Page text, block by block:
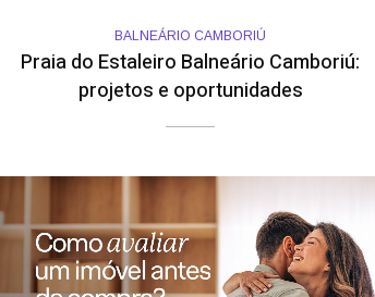
BALNEÁRIO CAMBORIÚ
Praia do Estaleiro Balneário Camboriú:
projetos e oportunidades